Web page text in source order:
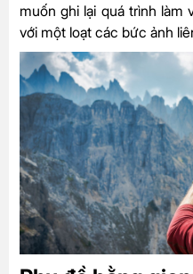
muốn ghi lại quá trình làm
với một loạt các bức ảnh